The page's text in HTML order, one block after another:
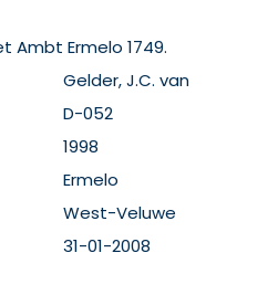
Ambt Ermelo 1749.
Gelder, J.C. van
D-052
1998
Ermelo
West-Veluwe
31-01-2008